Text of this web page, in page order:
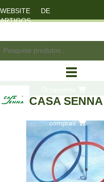
WEBSITE DE
ARTIGOS
compras
CASA SENNA